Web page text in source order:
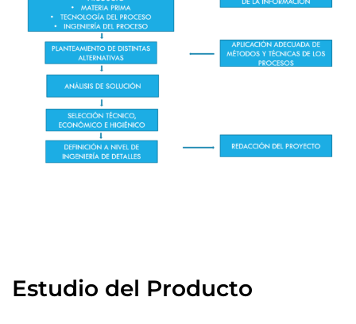
Estudio del Producto